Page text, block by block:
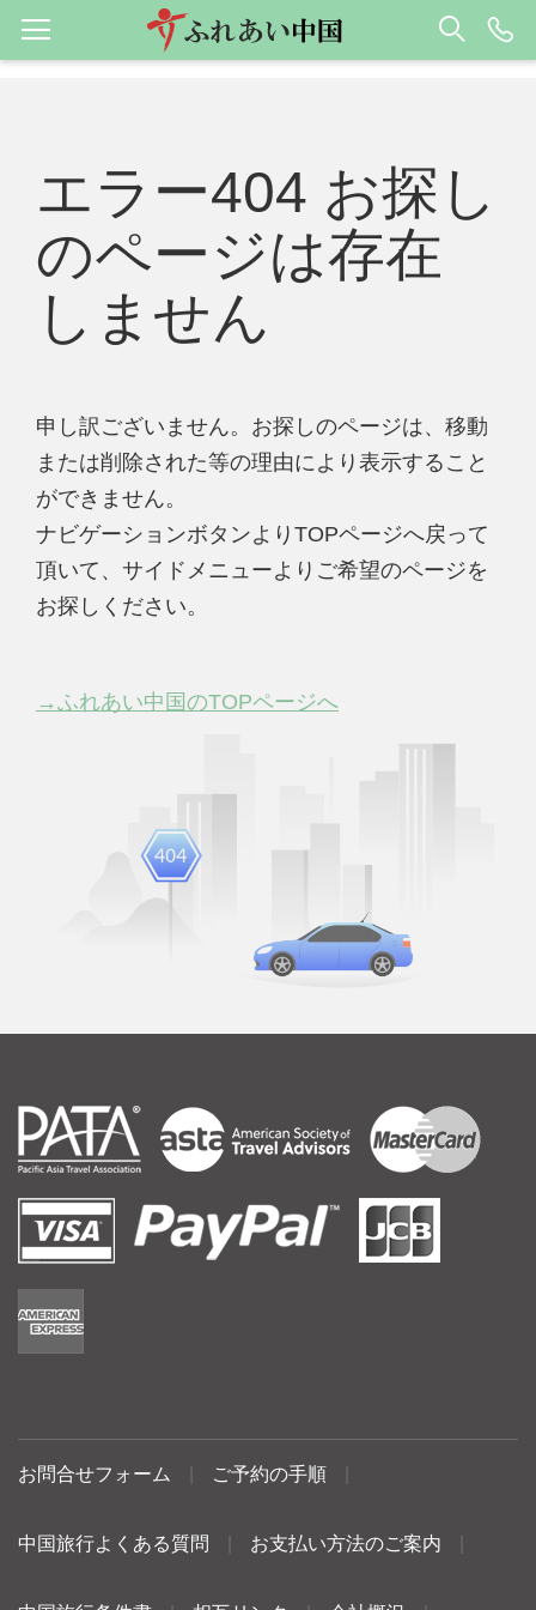
エラー404 お探し
のページは存在
しません
申し訳ございません。お探しのページは、移動
または削除された等の理由により表示すること
ができません。
ナビゲーションボタンよりTOPページへ戻って
頂いて、サイドメニューよりご希望のページを
お探しください。
→ふれあい中国のTOPページへ
お問合せフォーム ご予約の手順
中国旅行よくある質問 お支払い方法のご案内